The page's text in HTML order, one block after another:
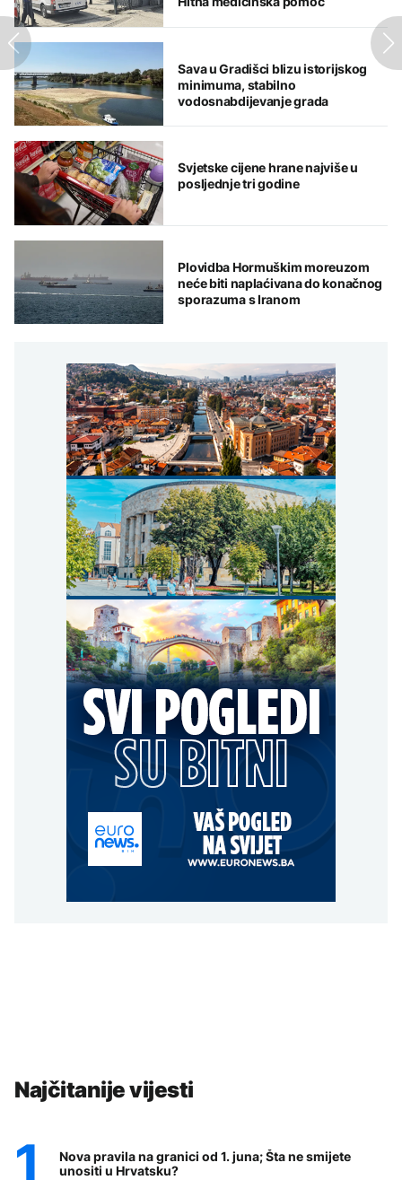
Sava u Gradišci blizu istorijskog
minimuma, stabilno
vodosnabdijevanje grada
Svjetske cijene hrane najviše u
posljednje tri godine
Plovidba Hormuškim moreuzom
neće biti naplaćivana do konačnog
sporazuma s Iranom
Najčitanije vijesti
Nova pravila na granici od 1. juna; Šta ne smijete
unositi u Hrvatsku?